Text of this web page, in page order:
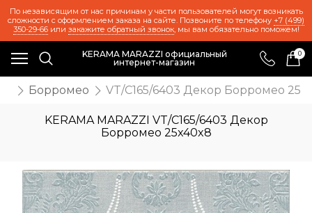
По независящим от нас причинам у части пользователей могут возникать
сложности с оформлением заказа на сайте. Позвоните по телефону +7 (499)
350-29-66или закажите обратный звонок, мы вам обязательно поможем!
KERAMA MARAZZI официальный
интернет-магазин
0
Борромео VT/C165/6403 Декор Борромео
KERAMA MARAZZI VT/C165/6403 Декор
Борромео 25x40x8